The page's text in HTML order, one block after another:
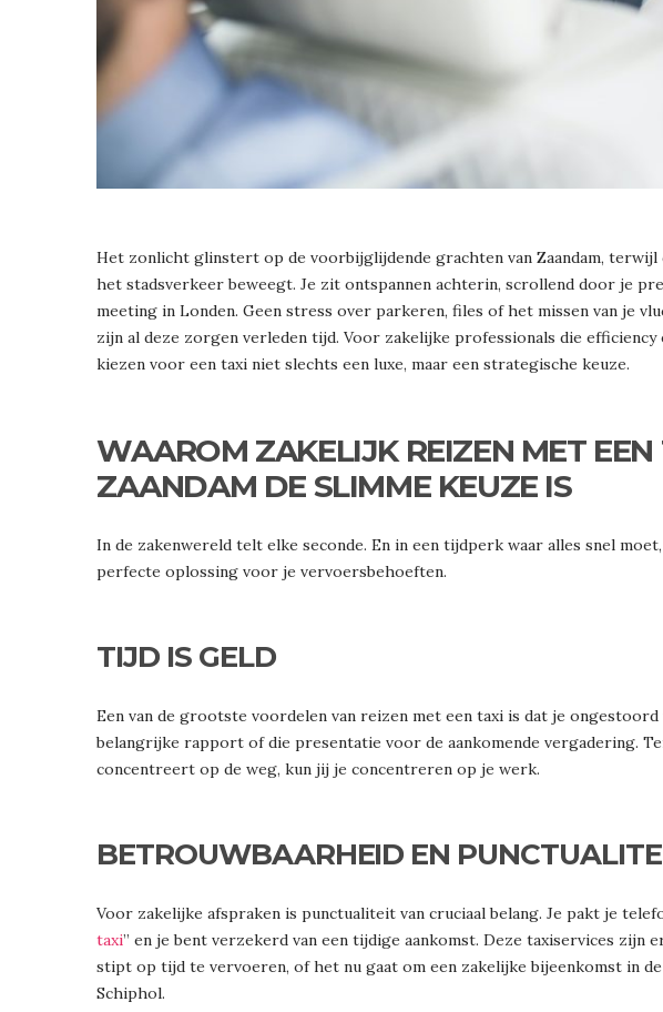
Het zonlicht glinstert op de voorbijglijdende grachten van Zaandam,
het stadsverkeer beweegt. Je zit ontspannen achterin, scrollend door je
meeting in Londen. Geen stress over parkeren, files of het missen van je
zijn al deze zorgen verleden tijd. Voor zakelijke professionals die
kiezen voor een taxi niet slechts een luxe, maar een strategische keuze.
WAAROM ZAKELIJK REIZEN MET EEN
ZAANDAM DE SLIMME KEUZE IS
In de zakenwereld telt elke seconde. En in een tijdperk waar alles snel
perfecte oplossing voor je vervoersbehoeften.
TIJD IS GELD
Een van de grootste voordelen van reizen met een taxi is dat je
belangrijke rapport of die presentatie voor de aankomende vergadering.
concentreert op de weg, kun jij je concentreren op je werk.
BETROUWBAARHEID EN
Voor zakelijke afspraken is punctualiteit van cruciaal belang. Je pakt je
taxi” en je bent verzekerd van een tijdige aankomst. Deze taxiservices zijn
stipt op tijd te vervoeren, of het nu gaat om een zakelijke bijeenkomst in
Schiphol.